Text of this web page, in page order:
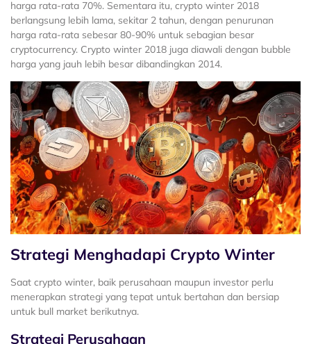
harga rata-rata 70%. Sementara itu, crypto winter 2018
berlangsung lebih lama, sekitar 2 tahun, dengan penurunan
harga rata-rata sebesar 80-90% untuk sebagian besar
cryptocurrency. Crypto winter 2018 juga diawali dengan bubble
harga yang jauh lebih besar dibandingkan 2014.
Strategi Menghadapi Crypto Winter
Saat crypto winter, baik perusahaan maupun investor perlu
menerapkan strategi yang tepat untuk bertahan dan bersiap
untuk bull market berikutnya.
Strategi Perusahaan